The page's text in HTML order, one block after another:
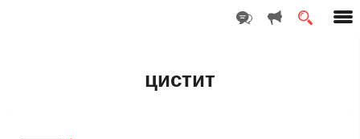
цистит